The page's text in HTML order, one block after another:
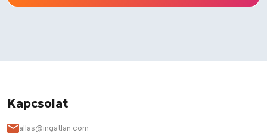
Kapcsolat
allas@ingatlan.com